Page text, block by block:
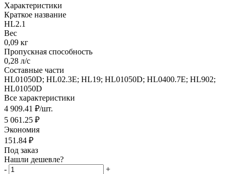
Характеристики
Краткое название
HL2.1
Вес
0,09 кг
Пропускная способность
0,28 л/с
Составные части
HL01050D; HL02.3E; HL19; HL01050D; HL0400.7E; HL902;
HL01050D
Все характеристики
4 909.41 ₽/шт.
5 061.25 ₽
Экономия
151.84 ₽
Под заказ
Нашли дешевле?
-
+